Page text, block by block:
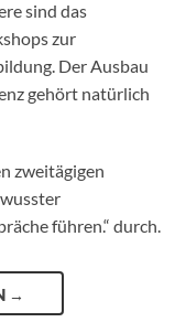
sind das
zur
Der Ausbau
gehört natürlich
zweitägigen
führen.“ durch.
→